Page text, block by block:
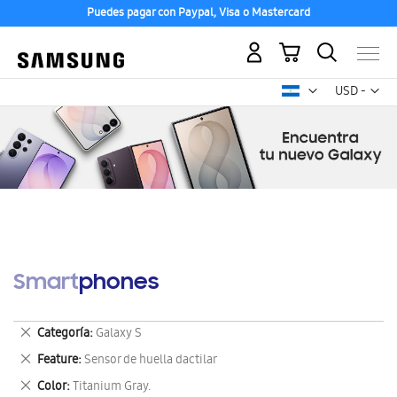
Puedes pagar con Paypal, Visa o Mastercard
USD -
dólar
Mi carrito
Smartphones
Categoría Galaxy S
Eliminar
este
artículo
Feature Sensor de huella dactilar
Eliminar
este
Color Titanium Gray.
Eliminar